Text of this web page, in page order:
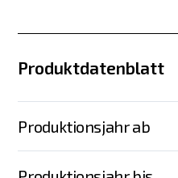
Produktdatenblatt
Produktionsjahr ab